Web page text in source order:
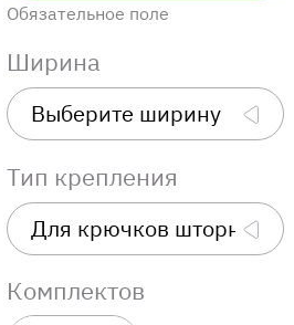
Обязательное поле
Ширина
Тип крепления
Комплектов